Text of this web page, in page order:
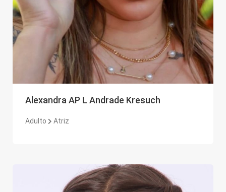
Alexandra AP L Andrade Kresuch
Adulto Atriz